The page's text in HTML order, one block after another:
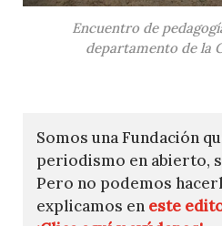
Encuentro de
departamento de la
Somos una Fundación
periodismo en abierto,
Pero no podemos
explicamos en este